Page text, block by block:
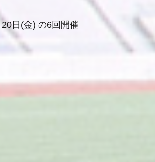
日(金) の6回開催